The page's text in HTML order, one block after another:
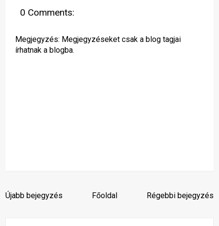
0 Comments:
Megjegyzés: Megjegyzéseket csak a blog tagjai
írhatnak a blogba.
Újabb bejegyzés Főoldal Régebbi bejegyzés